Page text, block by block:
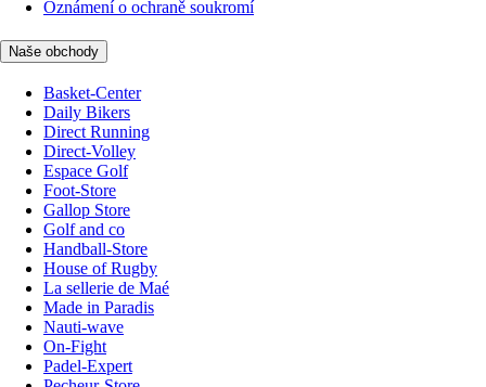
Oznámení o ochraně soukromí
Naše obchody
Basket-Center
Daily Bikers
Direct Running
Direct-Volley
Espace Golf
Foot-Store
Gallop Store
Golf and co
Handball-Store
House of Rugby
La sellerie de Maé
Made in Paradis
Nauti-wave
On-Fight
Padel-Expert